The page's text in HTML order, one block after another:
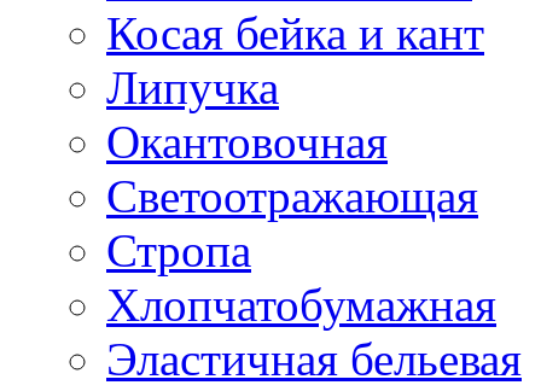
Косая бейка и кант
Липучка
Окантовочная
Светоотражающая
Стропа
Хлопчатобумажная
Эластичная бельевая